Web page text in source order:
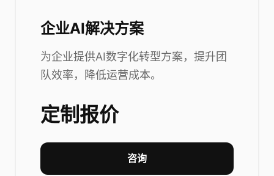
企业AI解决方案
为企业提供AI数字化转型方案，提升团
队效率，降低运营成本。
定制报价
咨询